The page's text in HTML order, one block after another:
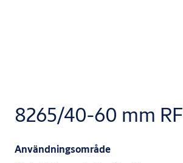
8265/40-60 mm RF
Användningsområde